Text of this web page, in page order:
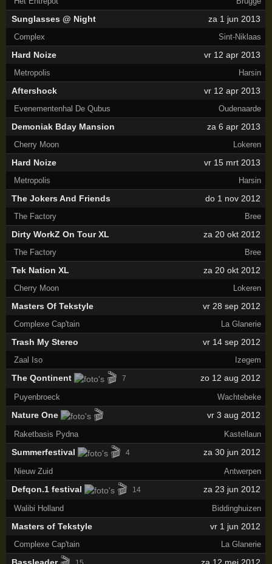
Sunglasses @ Night za 1 jun 2013
Complex Sint-Niklaas
Hard Noize vr 12 apr 2013
Metropolis Harsin
Aftershock vr 12 apr 2013
Evenementenhal De Qubus Oudenaarde
Demoniak Bday Mansion za 6 apr 2013
Cherry Moon Lokeren
Hard Noize vr 15 mrt 2013
Metropolis Harsin
The Jokers And Friends do 1 nov 2012
The Factory Bree
Dirty WorkZ On Tour XL za 20 okt 2012
The Factory Bree
Tek Nation XL za 20 okt 2012
Cherry Moon Lokeren
Masters Of Tekstyle vr 28 sep 2012
Complexe Cap'tain La Glanerie
Trash My Stereo vr 14 sep 2012
Zaal Iso Izegem
The Qontinent 🎬 7 zo 12 aug 2012
Puyenbroeck Wachtebeke
Nature One 🎬 vr 3 aug 2012
Raketbasis Pydna Kastellaun
Summerfestival 🎬 4 za 30 jun 2012
Nieuw Zuid Antwerpen
Defqon.1 festival 🎬 14 za 23 jun 2012
Walibi Holland Biddinghuizen
Masters of Tekstyle vr 1 jun 2012
Complexe Cap'tain La Glanerie
15